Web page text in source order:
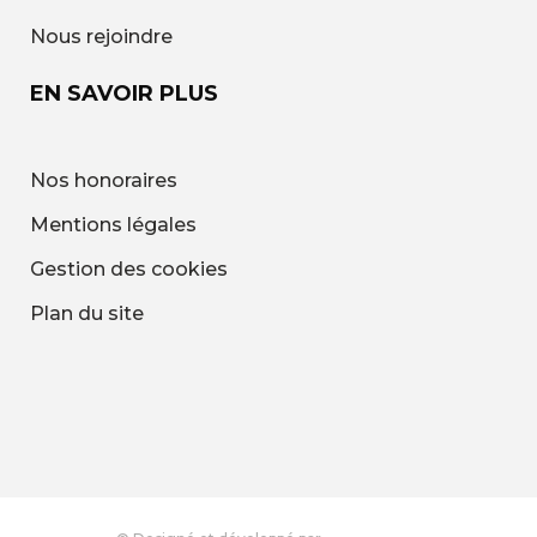
Nous rejoindre
EN SAVOIR PLUS
Nos honoraires
Mentions légales
Gestion des cookies
Plan du site